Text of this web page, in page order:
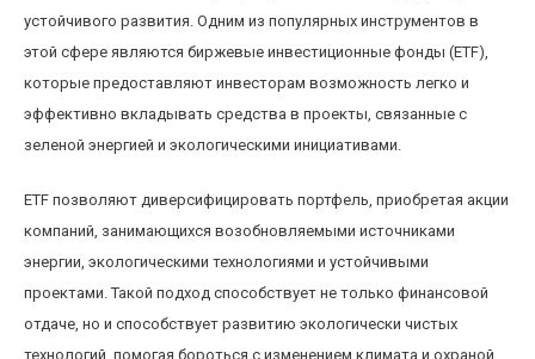
устойчивого развития. Одним из популярных инструментов в
этой сфере являются биржевые инвестиционные фонды (ETF),
которые предоставляют инвесторам возможность легко и
эффективно вкладывать средства в проекты, связанные с
зеленой энергией и экологическими инициативами.
ETF позволяют диверсифицировать портфель, приобретая акции
компаний, занимающихся возобновляемыми источниками
энергии, экологическими технологиями и устойчивыми
проектами. Такой подход способствует не только финансовой
отдаче, но и способствует развитию экологически чистых
технологий, помогая бороться с изменением климата и охраной